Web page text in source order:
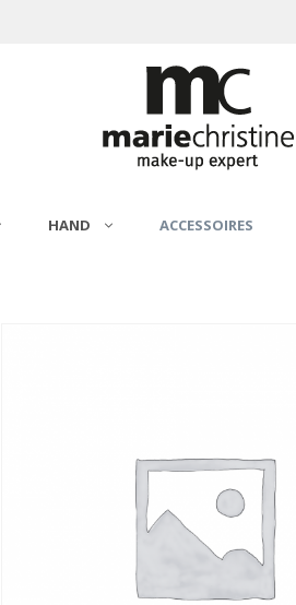
HAND ACCESSOIRES